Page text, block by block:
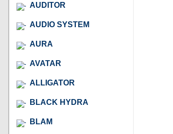
AUDITOR
AUDIO SYSTEM
AURA
AVATAR
ALLIGATOR
BLACK HYDRA
BLAM